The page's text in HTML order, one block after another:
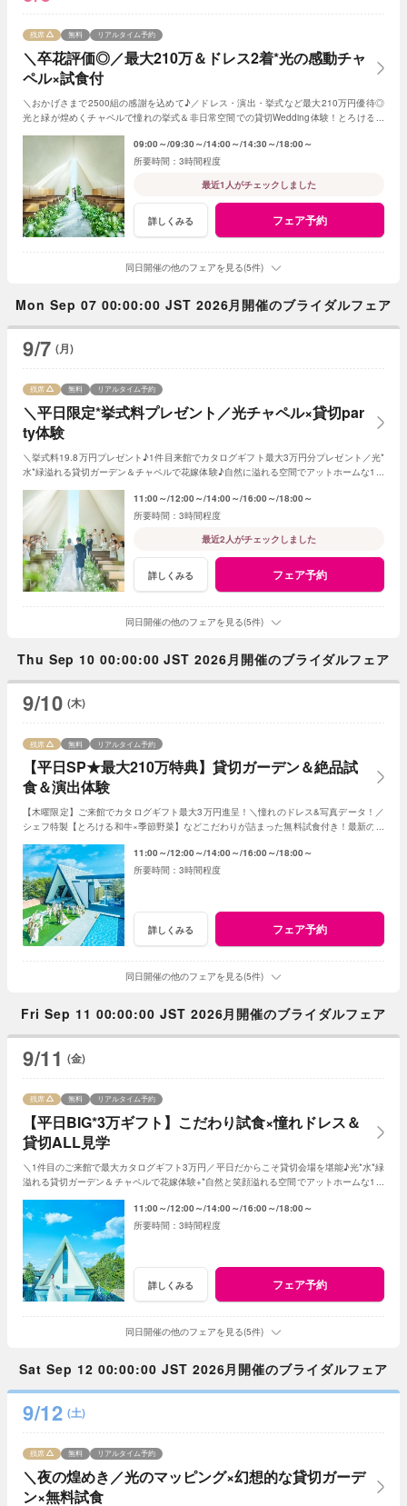
＼卒花評価◎／最大210万＆ドレス2着*光の感動チャ
ペル×試食付
残席 無料 リアルタイム予約
＼おかげさまで2500組の感謝を込めて♪／ドレス・演出・挙式など最大210万円優待◎
光と緑が煌めくチャペルで憧れの挙式＆非日常空間での貸切Wedding体験！とろける和
09:00～ 09:30～ 14:00～ 14:30～ 18:00～
3時間程度
最近1人がチェックしました
詳しくみる フェア予約
同日開催の他のフェアを見る(5件)
Mon Sep 07 00:00:00 JST 2026月開催のブライダルフェア
9/7 (月)
＼平日限定*挙式料プレゼント／光チャペル×貸切par
ty体験
残席 無料 リアルタイム予約
＼挙式料19.8万円プレゼント♪1件目来館でカタログギフト最大3万円分プレゼント／光*
水*緑溢れる貸切ガーデン＆チャペルで花嫁体験♪自然に溢れる空間でアットホームな1日
11:00～ 12:00～ 14:00～ 16:00～ 18:00～
3時間程度
最近2人がチェックしました
詳しくみる フェア予約
同日開催の他のフェアを見る(5件)
Thu Sep 10 00:00:00 JST 2026月開催のブライダルフェア
9/10 (木)
【平日SP★最大210万特典】貸切ガーデン＆絶品試
食＆演出体験
残席 無料 リアルタイム予約
【木曜限定】ご来館でカタログギフト最大3万円進呈！＼憧れのドレス&写真データ！／
シェフ特製【とろける和牛×季節野菜】などこだわりが詰まった無料試食付き！最新のマ
11:00～ 12:00～ 14:00～ 16:00～ 18:00～
3時間程度
詳しくみる フェア予約
同日開催の他のフェアを見る(5件)
Fri Sep 11 00:00:00 JST 2026月開催のブライダルフェア
9/11 (金)
【平日BIG*3万ギフト】こだわり試食×憧れドレス＆
貸切ALL見学
残席 無料 リアルタイム予約
＼1件目のご来館で最大カタログギフト3万円／平日だからこそ貸切会場を堪能♪光*水*緑
溢れる貸切ガーデン＆チャペルで花嫁体験+*自然と笑顔溢れる空間でアットホームな1日
11:00～ 12:00～ 14:00～ 16:00～ 18:00～
3時間程度
詳しくみる フェア予約
同日開催の他のフェアを見る(5件)
Sat Sep 12 00:00:00 JST 2026月開催のブライダルフェア
9/12 (土)
＼夜の煌めき／光のマッピング×幻想的な貸切ガーデ
ン×無料試食
残席 無料 リアルタイム予約